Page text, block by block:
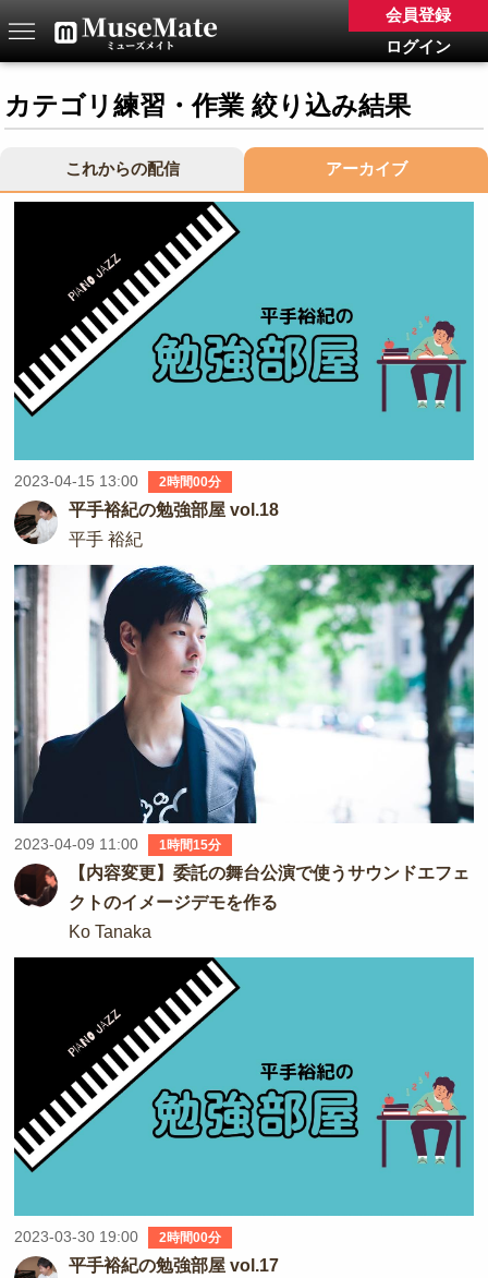
ログイン
会員登録
カテゴリ練習・作業 絞り込み結果
これからの配信 アーカイブ
2023-04-15 13:00 2時間00分
平手裕紀の勉強部屋 vol.18
平手 裕紀
2023-04-09 11:00 1時間15分
【内容変更】委託の舞台公演で使うサウンドエフェ
クトのイメージデモを作る
Ko Tanaka
2023-03-30 19:00 2時間00分
平手裕紀の勉強部屋 vol.17